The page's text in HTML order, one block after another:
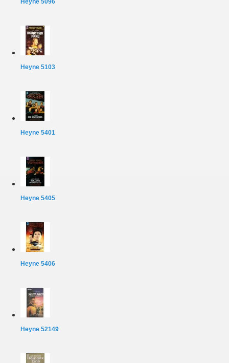
Heyne 5096
Heyne 5103
Heyne 5401
Heyne 5405
Heyne 5406
Heyne 52149